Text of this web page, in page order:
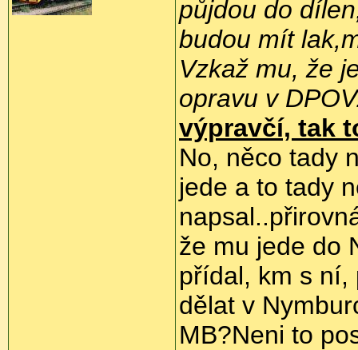
půjdou do
budou mít
Vzkaž mu, že
opravu v
výpravčí, tak
No, něco tady
jede a to tady
že mu jede do
přídal, km s ní,
dělat v
MB?Neni to